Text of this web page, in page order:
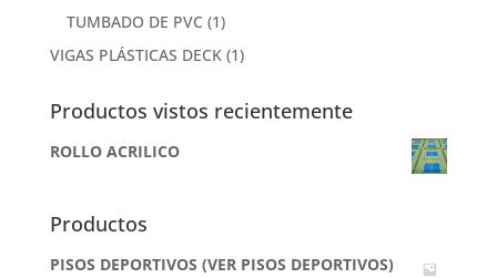
TUMBADO DE PVC (1)
VIGAS PLÁSTICAS DECK (1)
Productos vistos recientemente
ROLLO ACRILICO
Productos
PISOS DEPORTIVOS (VER PISOS DEPORTIVOS)